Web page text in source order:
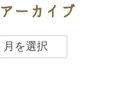
アーカイブ